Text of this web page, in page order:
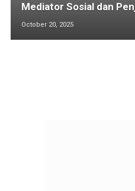
Mediator Sosial dan
October 20, 2025